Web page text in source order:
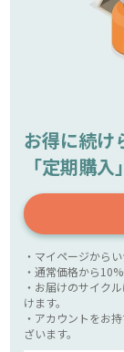
お得に続け
「定期購入
・マイページから
・通常価格から
・お届けのサイク
けます。
・アカウントをお
ざいます。